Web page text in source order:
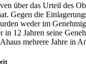
über das Urteil des
Gegen die
weder im
in 12 Jahren seine
mehrere Jahre in